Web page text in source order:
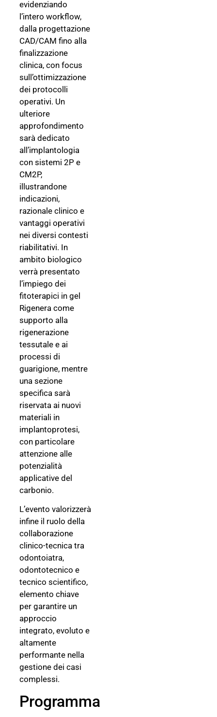
evidenziando
l’intero workflow,
dalla progettazione
CAD/CAM fino alla
finalizzazione
clinica, con focus
sull’ottimizzazione
dei protocolli
operativi. Un
ulteriore
approfondimento
sarà dedicato
all’implantologia
con sistemi 2P e
CM2P,
illustrandone
indicazioni,
razionale clinico e
vantaggi operativi
nei diversi contesti
riabilitativi. In
ambito biologico
verrà presentato
l’impiego dei
fitoterapici in gel
Rigenera come
supporto alla
rigenerazione
tessutale e ai
processi di
guarigione, mentre
una sezione
specifica sarà
riservata ai nuovi
materiali in
implantoprotesi,
con particolare
attenzione alle
potenzialità
applicative del
carbonio.
L’evento valorizzerà
infine il ruolo della
collaborazione
clinico-tecnica tra
odontoiatra,
odontotecnico e
tecnico scientifico,
elemento chiave
per garantire un
approccio
integrato, evoluto e
altamente
performante nella
gestione dei casi
complessi.
Programma